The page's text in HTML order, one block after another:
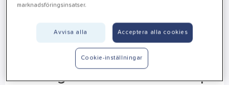
marknadsföringsinsatser.
Avvisa alla Acceptera alla cookies
Cookie-inställningar